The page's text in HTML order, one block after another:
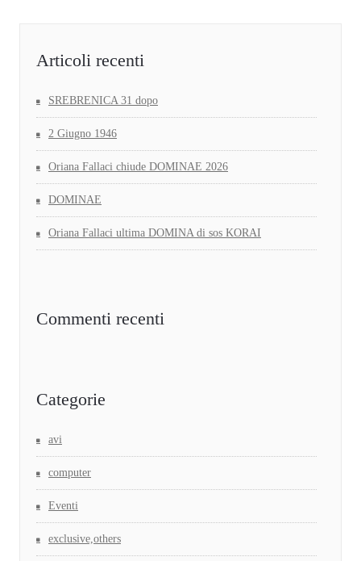
Articoli recenti
SREBRENICA 31 dopo
2 Giugno 1946
Oriana Fallaci chiude DOMINAE 2026
DOMINAE
Oriana Fallaci ultima DOMINA di sos KORAI
Commenti recenti
Categorie
avi
computer
Eventi
exclusive,others